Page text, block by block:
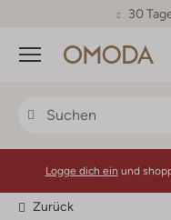
30
Menü
Logge dich ein und
Zurück